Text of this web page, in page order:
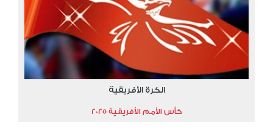
الكرة الأفريقية
كأس الأمم الأفريقية 2025